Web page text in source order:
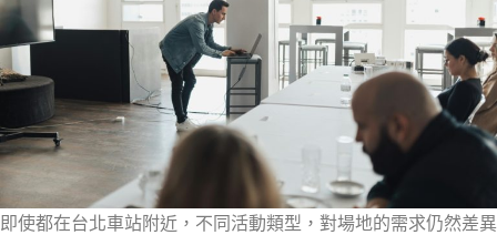
即使都在台北車站附近，不同活動類型，對場地的需求仍然差異